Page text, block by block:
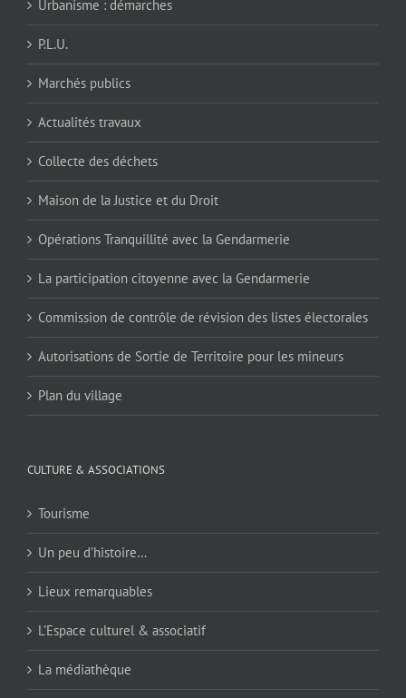
Urbanisme : démarches
P.L.U.
Marchés publics
Actualités travaux
Collecte des déchets
Maison de la Justice et du Droit
Opérations Tranquillité avec la Gendarmerie
La participation citoyenne avec la Gendarmerie
Commission de contrôle de révision des listes électorales
Autorisations de Sortie de Territoire pour les mineurs
Plan du village
CULTURE & ASSOCIATIONS
Tourisme
Un peu d’histoire…
Lieux remarquables
L’Espace culturel & associatif
La médiathèque